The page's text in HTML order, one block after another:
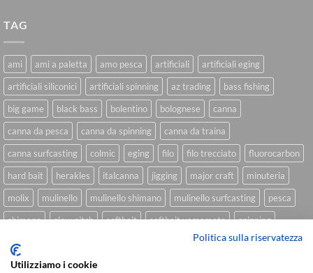
TAG
ami ami a paletta amo pesca artificiali
artificiali eging
artificiali siliconici
artificiali spinning az trading
bass fishing
big game
black bass bolentino bolognese
canna
canna da pesca
canna da spinning
canna da traina
canna surfcasting
colmic eging filo filo trecciato
fluorocarbon
hard bait
herakles italcanna jigging major craft
minuteria
molix
mulinello mulinello shimano mulinello surfcasting
pesca
shimano
slow pitch softbait softbait yamamoto
spinning
spinning inshore
trecciato trolling tubertini
Politica sulla riservatezza
Utilizziamo i cookie